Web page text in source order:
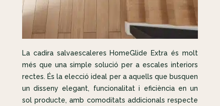
La cadira salvaescaleres HomeGlide Extra és molt
més que una simple solució per a escales interiors
rectes. És la elecció ideal per a aquells que busquen
un disseny elegant, funcionalitat i eficiència en un
sol producte, amb comoditats addicionals respecte